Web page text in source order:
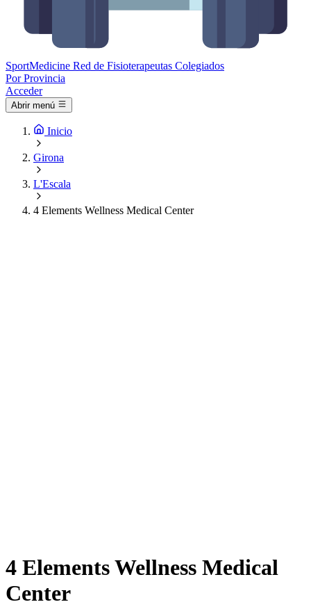
SportMedicine Red de Fisioterapeutas Colegiados
Por Provincia
Acceder
Abrir menú
Inicio
Girona
L'Escala
4 Elements Wellness Medical Center
4 Elements Wellness Medical
Center